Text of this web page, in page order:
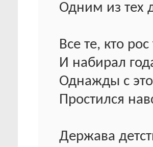
Одним из тех
Все те, кто
И набирал
Однажды с
Простился
Держава